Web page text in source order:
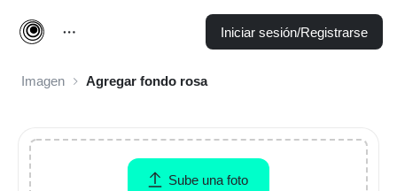
Iniciar sesión/Registrarse
Imagen Agregar fondo rosa
Sube una foto